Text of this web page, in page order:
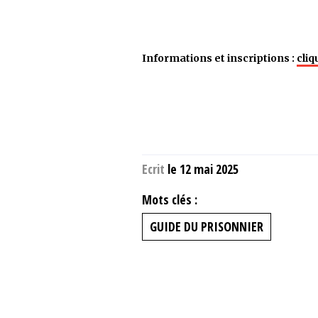
Informations et inscriptions :
Ecrit le 12 mai 2025
Mots clés :
GUIDE DU PRISONNIER